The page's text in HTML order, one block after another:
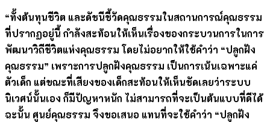
“ทั้งต้นทุนชีวิต และดัชนีชี้วัดคุณธรรมในสถานการณ์คุณธรรม
ที่ปรากฏอยู่นี้ กำลังสะท้อนให้เห็นเรื่องของกระบวนการในการ
พัฒนาวิถีชีวิตแห่งคุณธรรม โดยไม่อยากให้ใช้คำว่า “ปลูกฝัง
คุณธรรม” เพราะการปลูกฝังคุณธรรม เป็นการเน้นเฉพาะแค่
ตัวเด็ก แต่ขณะที่เสียงของเด็กสะท้อนให้เห็นชัดเลยว่าระบบ
นิเวศน์นั้นเอง ก็มีปัญหาหนัก ไม่สามารถที่จะเป็นต้นแบบที่ดีได้
ฉะนั้น ศูนย์คุณธรรม จึงขอเสนอ แทนที่จะใช้คำว่า “ปลูกฝัง